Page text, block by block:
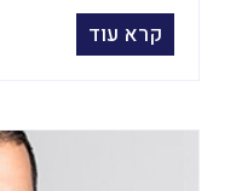
קרא עוד